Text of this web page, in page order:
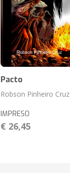
Pacto
Robson Pinheiro Cruz
IMPRESO
€ 26,45